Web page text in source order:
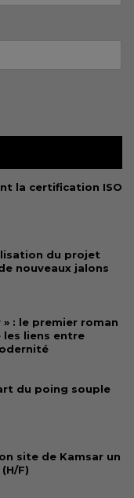
la certification ISO
du projet
nouveaux jalons
» : le premier roman
les liens entre
du poing souple
site de Kamsar un
F)